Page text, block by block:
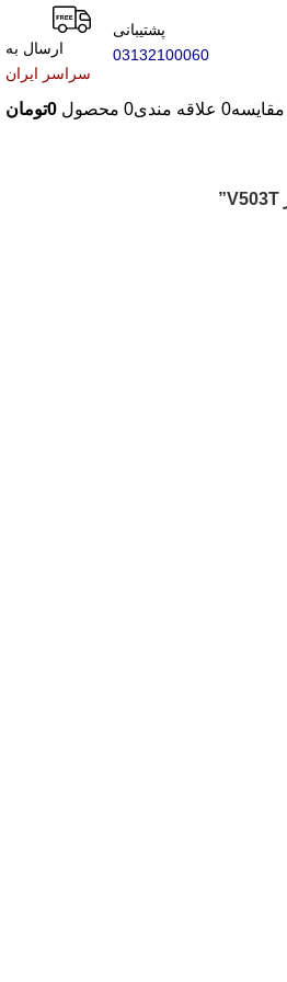
پشتیبانی
03132100060
ارسال به
سراسر ایران
مقایسه0 علاقه مندی0 محصول 0تومان